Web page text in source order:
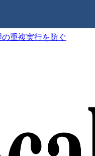
重複実行を防ぐ